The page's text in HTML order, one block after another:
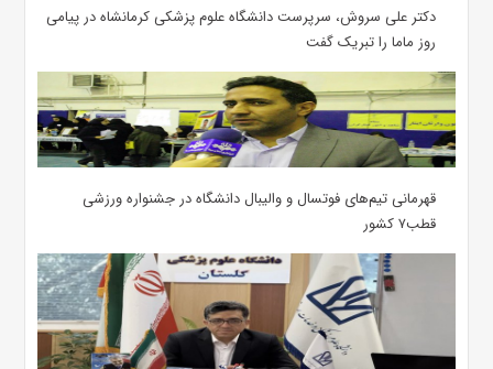
دکتر علی سروش، سرپرست دانشگاه علوم پزشکی کرمانشاه در پیامی
روز ماما را تبریک گفت
قهرمانی تیم‌های فوتسال و والیبال دانشگاه در جشنواره ورزشی
قطب۷ کشور